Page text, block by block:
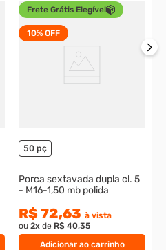
Frete Grátis Elegível
10% OFF
Adicionar ao carrinho
50 pç
Porca sextavada dupla cl. 5
- M16-1,50 mb polida
R$ 72,63 à vista
ou 2x de R$ 40,35